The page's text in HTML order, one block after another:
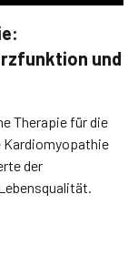
und
Therapie für die
der